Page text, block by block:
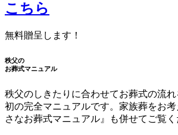
こちら
無料贈呈します！
秩父の
お葬式マニュアル
秩父のしきたりに合わせてお葬式の流れ
初の完全マニュアルです。家族葬をお
さなお葬式マニュアル』も併せてご覧く